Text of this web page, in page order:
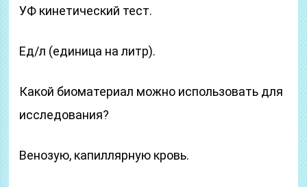
УФ кинетический тест.
Ед/л (единица на литр).
Какой биоматериал можно использовать для
исследования?
Венозую, капиллярную кровь.